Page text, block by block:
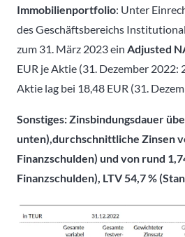
Immobilienportfolio: Unter
des Geschäftsbereichs
zum 31. März 2023 ein Adjusted
EUR je Aktie (31. Dezember 2022:
Aktie lag bei 18,48 EUR (31.
Sonstiges:Zinsbindungsdauer
unten),durchschnittliche Zinsen
Finanzschulden) und von rund
Finanzschulden), LTV 54,7 %